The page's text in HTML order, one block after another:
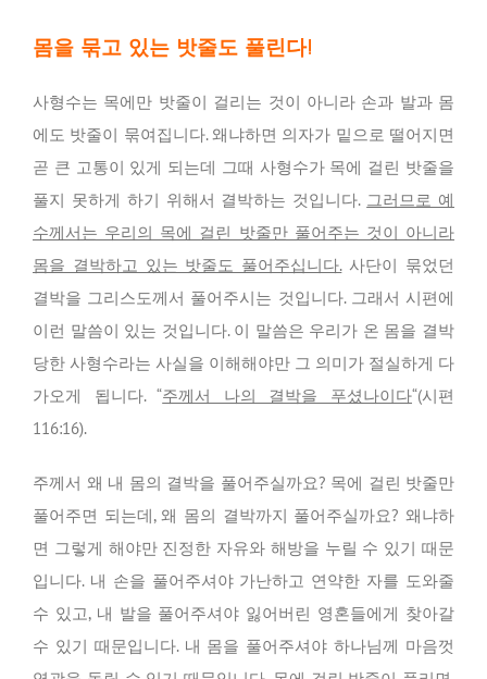
몸을 묶고 있는 밧줄도 풀린다!
사형수는 목에만 밧줄이 걸리는 것이 아니라 손과 발과 몸
에도 밧줄이 묶여집니다. 왜냐하면 의자가 밑으로 떨어지면
곧 큰 고통이 있게 되는데 그때 사형수가 목에 걸린 밧줄을
풀지 못하게 하기 위해서 결박하는 것입니다. 그러므로 예
수께서는 우리의 목에 걸린 밧줄만 풀어주는 것이 아니라
몸을 결박하고 있는 밧줄도 풀어주십니다.사단이 묶었던
결박을 그리스도께서 풀어주시는 것입니다. 그래서 시편에
이런 말씀이 있는 것입니다. 이 말씀은 우리가 온 몸을 결박
당한 사형수라는 사실을 이해해야만 그 의미가 절실하게 다
가오게 됩니다.“주께서 나의 결박을 푸셨나이다“(시편
116:16).
주께서 왜 내 몸의 결박을 풀어주실까요? 목에 걸린 밧줄만
풀어주면 되는데, 왜 몸의 결박까지 풀어주실까요? 왜냐하
면 그렇게 해야만 진정한 자유와 해방을 누릴 수 있기 때문
입니다. 내 손을 풀어주셔야 가난하고 연약한 자를 도와줄
수 있고, 내 발을 풀어주셔야 잃어버린 영혼들에게 찾아갈
수 있기 때문입니다. 내 몸을 풀어주셔야 하나님께 마음껏